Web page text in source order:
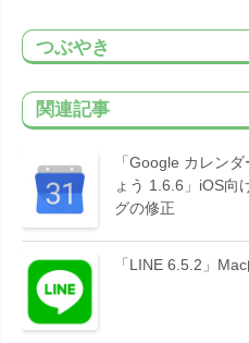
つぶやき
関連記事
「Google カレン
ょう 1.6.6」iOS向
グの修正
「LINE 6.5.2」